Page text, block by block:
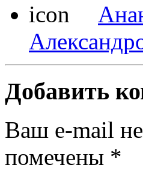
Добавить
Ваш e-mail не
помечены *